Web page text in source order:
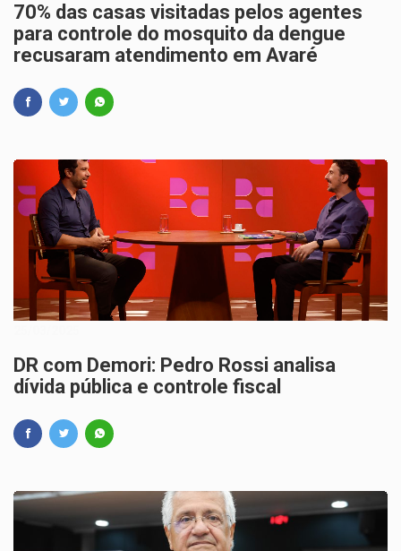
70% das casas visitadas pelos agentes
para controle do mosquito da dengue
recusaram atendimento em Avaré
DR com Demori: Pedro Rossi analisa
dívida pública e controle fiscal